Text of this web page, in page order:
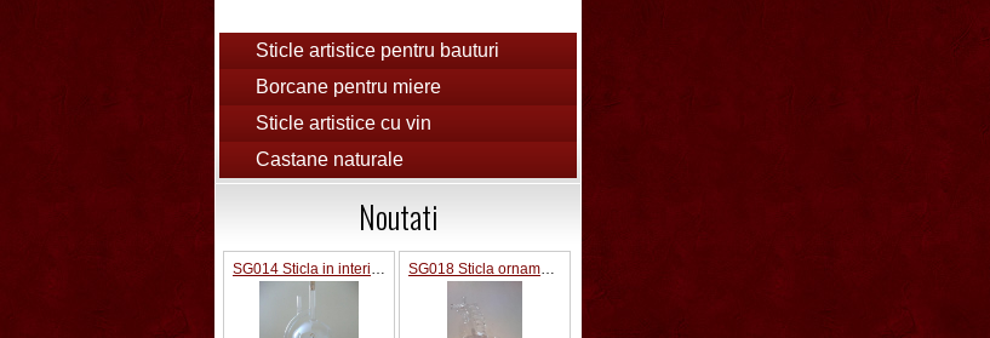
Sticle artistice pentru bauturi
Borcane pentru miere
Sticle artistice cu vin
Castane naturale
Noutati
SG014 Sticla in interior fotbalist cu minge 0.7L cu robinet SG018 Sticla ornamentala Cal